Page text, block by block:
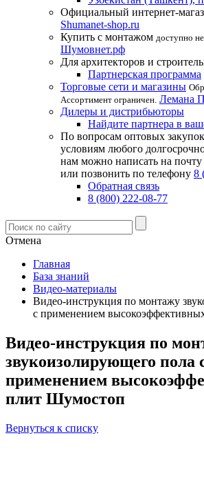
Официальный интернет-
Shumanet-shop.ru
Купить с монтажом доступно
Шумовнет.рф
Для архитекторов и
Партнерская программа
Торговые сети и магазины
Ассортимент ограничен. Лемана
Дилеры и дистрибьюторы
Найдите партнера в
По вопросам оптовых
условиям любого
нам можно написать на почту
или позвонить по телефону 8
Обратная связь
8 (800) 222-08-77
Отмена
Главная
База знаний
Видео-материалы
Видео-инструкция по монтажу
с применением
Видео-инструкция по
звукоизолирующего пола
применением
плит Шумостоп
Вернуться к списку